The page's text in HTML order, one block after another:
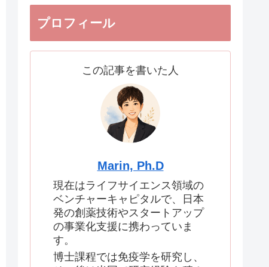
プロフィール
この記事を書いた人
Marin, Ph.D
現在はライフサイエンス領域の
ベンチャーキャピタルで、日本
発の創薬技術やスタートアップ
の事業化支援に携わっていま
す。
博士課程では免疫学を研究し、